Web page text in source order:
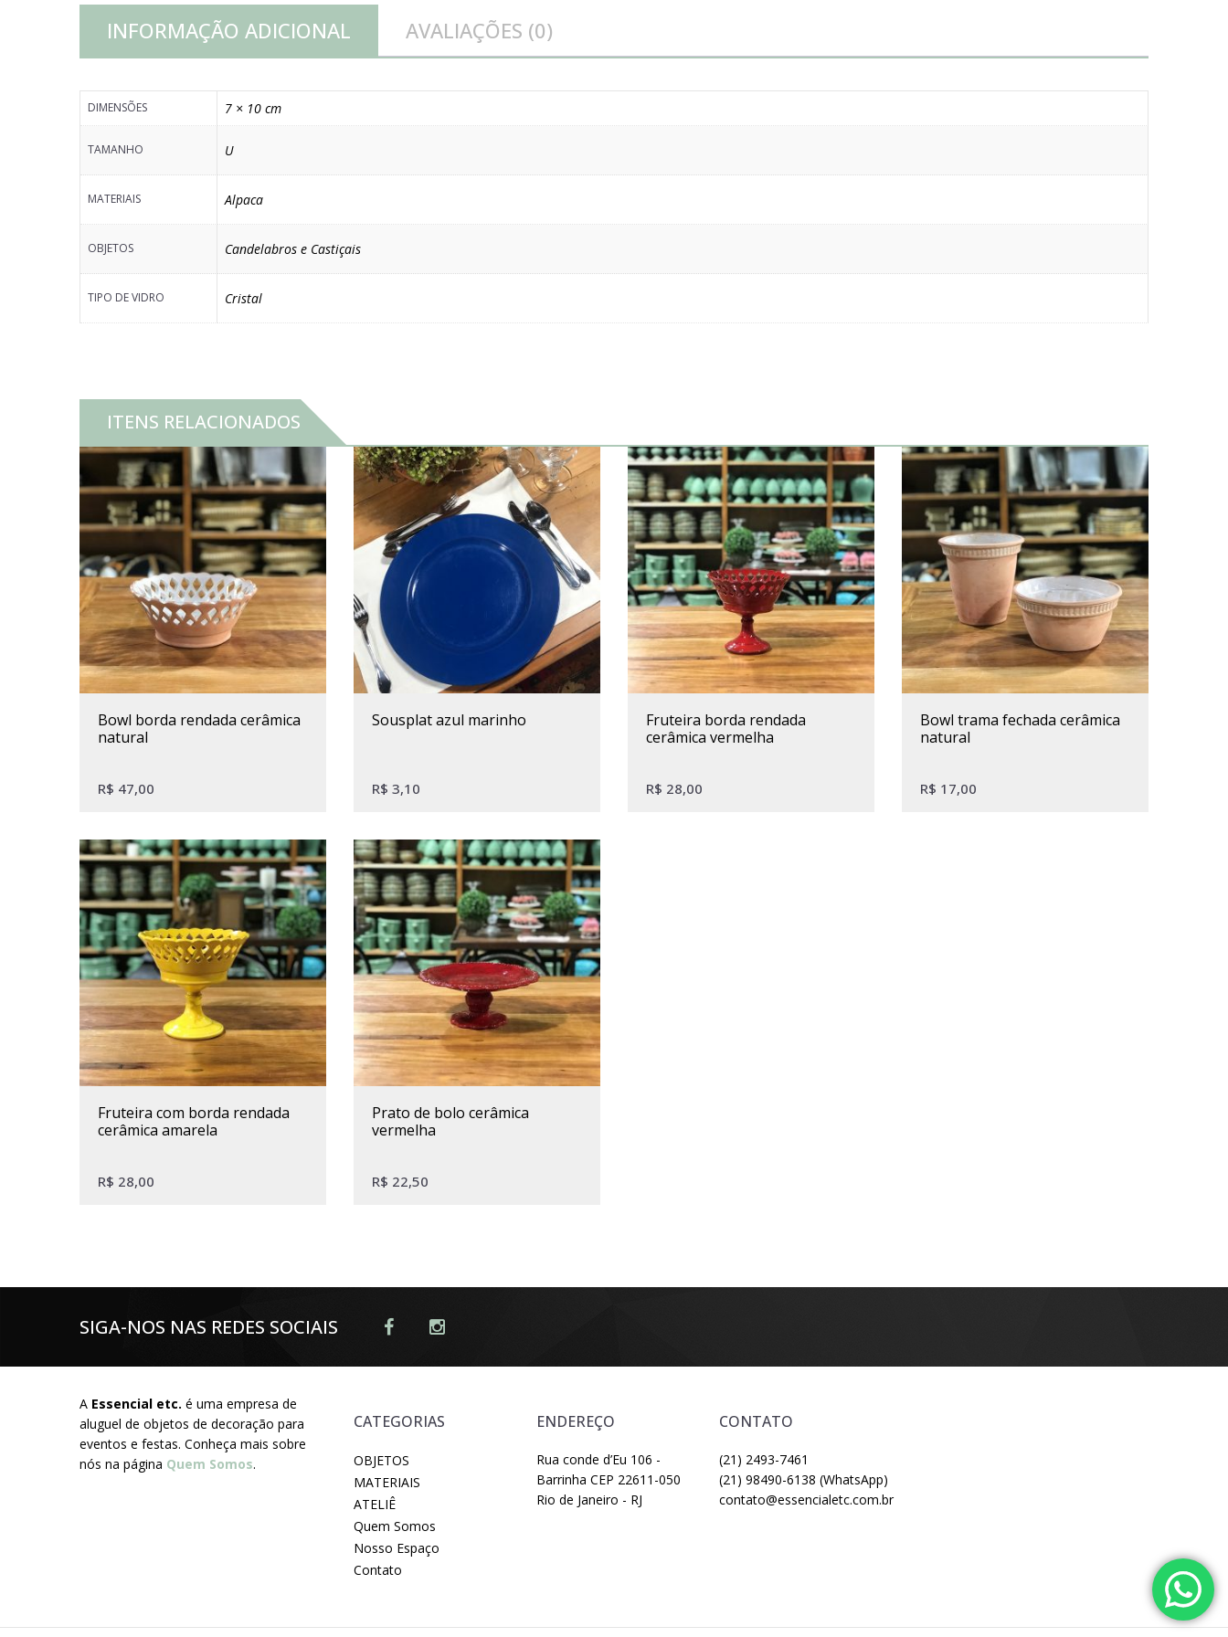
INFORMAÇÃO ADICIONAL AVALIAÇÕES (0)
DIMENSÕES 7 × 10 cm
TAMANHO U
MATERIAIS Alpaca
OBJETOS Candelabros e Castiçais
TIPO DE VIDRO Cristal
ITENS RELACIONADOS
bowl borda rendada cerâmica
natural
R$ 47,00
sousplat azul marinho
R$ 3,10
fruteira borda rendada
cerâmica vermelha
R$ 28,00
bowl trama fechada cerâmica
natural
R$ 17,00
fruteira com borda rendada
cerâmica amarela
R$ 28,00
prato de bolo cerâmica
vermelha
R$ 22,50
SIGA-NOS NAS REDES SOCIAIS
A Essencial etc. é uma empresa de
aluguel de objetos de decoração para
eventos e festas. Conheça mais sobre
nós na página Quem Somos.
CATEGORIAS
OBJETOS
MATERIAIS
ATELIÊ
Quem Somos
Nosso Espaço
Contato
ENDEREÇO
Rua conde d’Eu 106 -
Barrinha CEP 22611-050
Rio de Janeiro - RJ
CONTATO
(21) 2493-7461
(21) 98490-6138 (WhatsApp)
contato@essencialetc.com.br